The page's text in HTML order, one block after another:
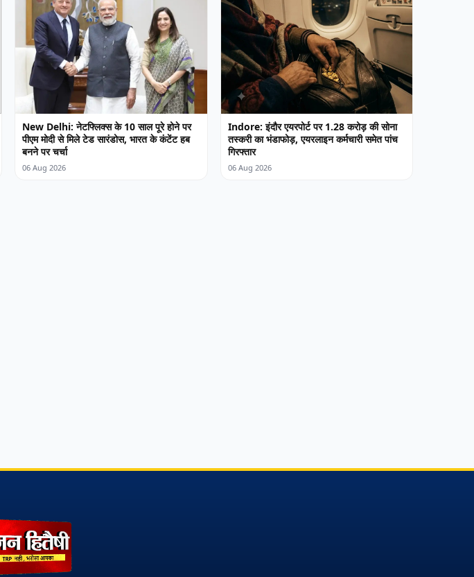
New Delhi: नेटफ्लिक्स के 10 साल पूरे होने पर
पीएम मोदी से मिले टेड सारंडोस, भारत के कंटेंट हब
बनने पर चर्चा
06 Aug 2026
Indore: इंदौर एयरपोर्ट पर 1.28 करोड़ की सोना
तस्करी का भंडाफोड़, एयरलाइन कर्मचारी समेत पांच
गिरफ्तार
06 Aug 2026